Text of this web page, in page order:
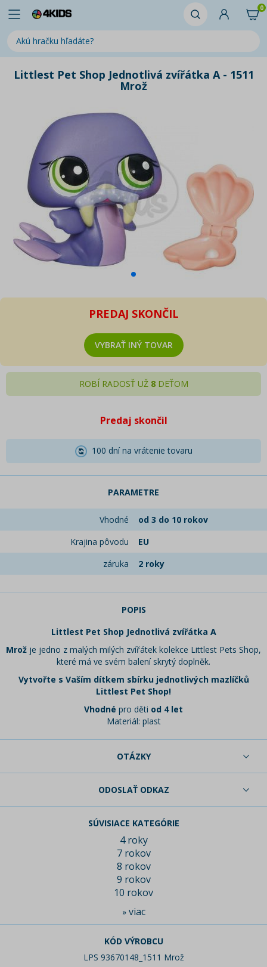
0
Littlest Pet Shop Jednotlivá zvířátka A - 1511
Mrož
PREDAJ SKONČIL
VYBRAŤ INÝ TOVAR
ROBÍ RADOSŤ UŽ 8DEŤOM
Predaj skončil
100 dní na vrátenie tovaru
PARAMETRE
Vhodné
od 3 do 10 rokov
Krajina pôvodu
EU
záruka
2 roky
POPIS
Littlest Pet Shop Jednotlivá zvířátka A
Mrož je jedno z malých milých zvířátek kolekce Littlest Pets Shop,
které má ve svém balení skrytý doplněk.
Vytvořte s Vaším dítkem sbírku jednotlivých mazlíčků
Littlest Pet Shop!
Vhodné pro děti od 4 let
Materiál: plast
OTÁZKY
ODOSLAŤ ODKAZ
SÚVISIACE KATEGÓRIE
4 roky
7 rokov
8 rokov
9 rokov
10 rokov
» viac
KÓD VÝROBCU
LPS 93670148_1511 Mrož